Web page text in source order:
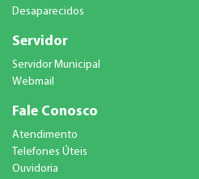
Desaparecidos
Servidor
Servidor Municipal
Webmail
Fale Conosco
Atendimento
Telefones Úteis
Ouvidoria